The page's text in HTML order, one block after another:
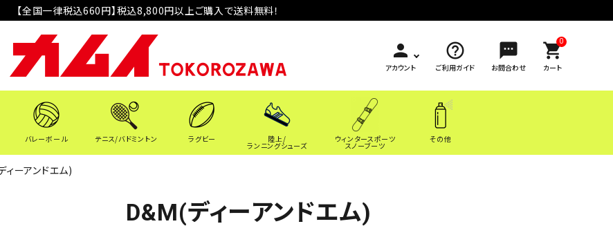
【全国一律税込660円】税込8,800円以上ご購入で送料無料！
person
アカウント
help_outline
ご利用ガイド
sms
お問合わせ
0
shopping_cart
カート
バレーボール テニス/バドミントン ラグビー 陸上/
ランニングシューズ
ウィンタースポーツ
スノーブーツ
その他
ィーアンドエム)
D&M(ディーアンドエム)